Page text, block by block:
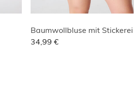
Baumwollbluse mit Stickerei
34,99 €